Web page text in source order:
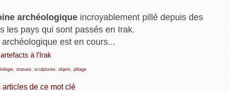
archéologique incroyablement pillé depuis des
les pays qui sont passés en Irak.
est en cours...
à l'Irak
, statues, sculptures, objets, pillage
de ce mot clé